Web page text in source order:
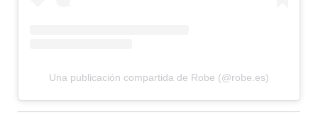
Una publicación compartida de Robe (@robe.es)